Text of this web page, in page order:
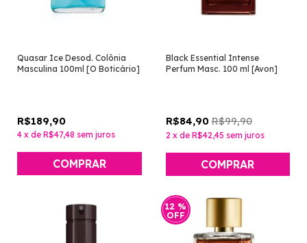
Quasar Ice Desod. Colônia
Masculina 100ml [O Boticário]
R$189,90
4 x de R$47,48 sem juros
Black Essential Intense
Perfum Masc. 100 ml [Avon]
R$84,90 R$99,90
2 x de R$42,45 sem juros
12 %
OFF